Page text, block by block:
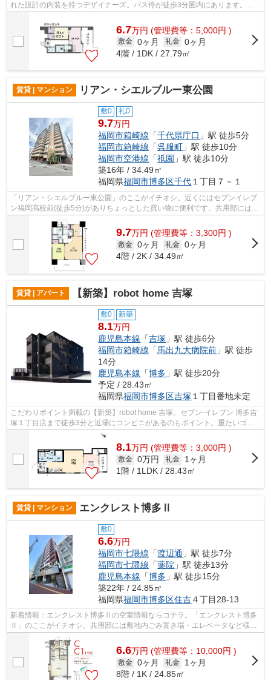
れた設計の内装を持つデザイナーズ。バス停が徒歩3分圏内にあります。風
6.7万円 (管理費等：5,000円 )
敷金 0ヶ月 礼金 0ヶ月
4階 / 1DK / 27.79㎡
賃貸 | マンション リアン・シエルブルー東公園
敷0 礼0
9.7万円
福岡市箱崎線 「千代県庁口 」駅 徒歩5分
福岡市箱崎線 「呉服町 」駅 徒歩10分
福岡市空港線 「祇園 」駅 徒歩10分
築16年 / 34.49㎡
福岡県福岡市博多区千代 １丁目７－１
「リアン・シエルブルー東公園」のここがイチオシ。近くにはセブンイレブ
ン福岡高校前(徒歩5分)がありちょっとした買い物に便利です。共用部にはエ
レベータ・敷地内ごみ置き場などが備...
9.7万円 (管理費等：3,300円 )
敷金 0ヶ月 礼金 0ヶ月
4階 / 2K / 34.49㎡
賃貸 | アパート 【新築】robot home 吉塚
敷0 新築
8.1万円
鹿児島本線 「吉塚 」駅 徒歩6分
福岡市箱崎線 「馬出九大病院前 」駅 徒歩
14分
鹿児島本線 「博多 」駅 徒歩20分
予定 / 28.43㎡
福岡県福岡市博多区吉塚 １丁目番地未定
こだわりポイント満載の【新築】robot home 吉塚。セブン-イレブン 博多吉
塚１丁目店まで徒歩3分と近場にコンビニがあるのもポイント。重たいゴミ
の持ち運びがしやすく、敷地内にごみ...
8.1万円 (管理費等：3,000円 )
敷金 0万円 礼金
1ヶ月
1階 / 1LDK / 28.43㎡
賃貸 | マンション エンクレスト博多Ⅱ
敷0
6.6万円
福岡市七隈線 「渡辺通 」駅 徒歩7分
福岡市七隈線 「薬院 」駅 徒歩13分
鹿児島本線 「博多 」駅 徒歩15分
築22年 / 24.85㎡
福岡県福岡市博多区住吉４丁目28-13
新着情報：エンクレスト博多Ⅱの空室情報ならコチラ。「エンクレスト博多
Ⅱ」のここがイチオシ。共用部には敷地内ごみ置き場・エレベータなど様々
な設備やサービスが揃っているので便利...
6.6万円 (管理費等：10,000円 )
敷金 0ヶ月 礼金
1ヶ月
8階 / 1K / 24.85㎡